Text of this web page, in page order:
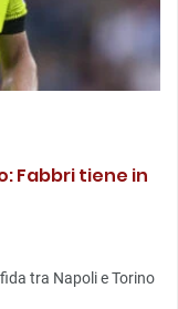
Fabbri tiene in
tra Napoli e Torino